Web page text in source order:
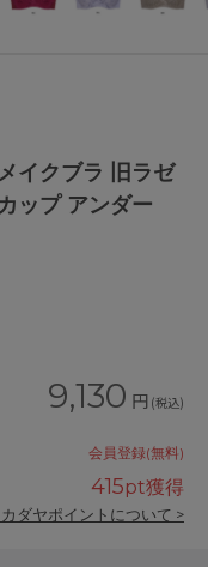
イクブラ 旧ラゼ
ップ アンダー
9,130 円 (税込)
会員登録(無料)
415pt獲得
ダヤポイントについて >